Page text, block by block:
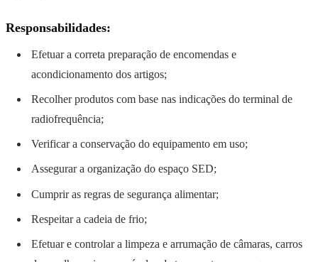
Responsabilidades:
Efetuar a correta preparação de encomendas e
acondicionamento dos artigos;
Recolher produtos com base nas indicações do terminal de
radiofrequência;
Verificar a conservação do equipamento em uso;
Assegurar a organização do espaço SED;
Cumprir as regras de segurança alimentar;
Respeitar a cadeia de frio;
Efetuar e controlar a limpeza e arrumação de câmaras, carros